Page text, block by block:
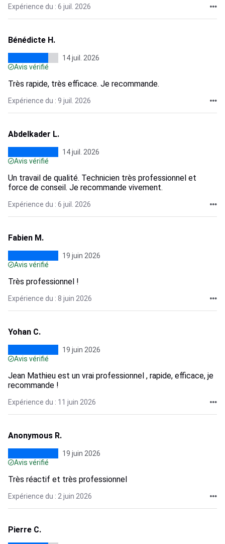
Expérience du : 6 juil. 2026
Bénédicte H.
14 juil. 2026
Avis vérifié
Très rapide, très efficace. Je recommande.
Expérience du : 9 juil. 2026
Abdelkader L.
14 juil. 2026
Avis vérifié
Un travail de qualité. Technicien très professionnel et
force de conseil. Je recommande vivement.
Expérience du : 6 juil. 2026
Fabien M.
19 juin 2026
Avis vérifié
Très professionnel !
Expérience du : 8 juin 2026
Yohan C.
19 juin 2026
Avis vérifié
Jean Mathieu est un vrai professionnel , rapide, efficace, je
recommande !
Expérience du : 11 juin 2026
Anonymous R.
19 juin 2026
Avis vérifié
Très réactif et très professionnel
Expérience du : 2 juin 2026
Pierre C.